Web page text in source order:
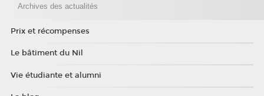
Archives des actualités
Prix et récompenses
Le bâtiment du Nil
Vie étudiante et alumni